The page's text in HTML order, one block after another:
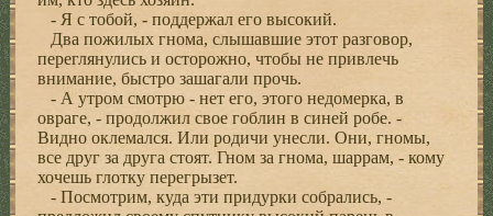
- Я с тобой, - поддержал его высокий.
Два пожилых гнома, слышавшие этот разговор,
переглянулись и осторожно, чтобы не привлечь
внимание, быстро зашагали прочь.
- А утром смотрю - нет его, этого недомерка, в
овраге, - продолжил свое гоблин в синей робе. -
Видно оклемался. Или родичи унесли. Они, гномы,
все друг за друга стоят. Гном за гнома, шаррам, - кому
хочешь глотку перегрызет.
- Посмотрим, куда эти придурки собрались, -